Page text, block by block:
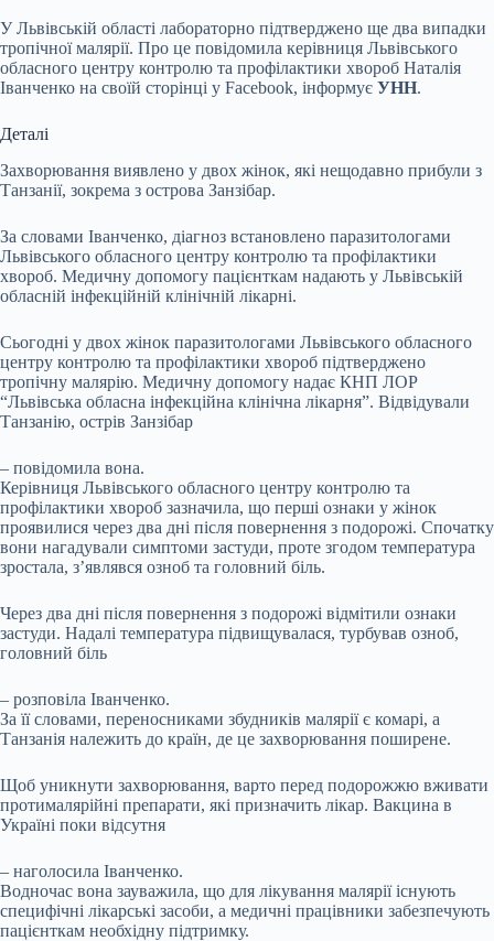
У Львівській області лабораторно підтверджено ще два випадки
тропічної малярії. Про це повідомила керівниця Львівського
обласного центру контролю та профілактики хвороб Наталія
Іванченко на своїй сторінці у Facebook, інформує УНН.
Деталі
Захворювання виявлено у двох жінок, які нещодавно прибули з
Танзанії, зокрема з острова Занзібар.
За словами Іванченко, діагноз встановлено паразитологами
Львівського обласного центру контролю та профілактики
хвороб. Медичну допомогу пацієнткам надають у Львівській
обласній інфекційній клінічній лікарні.
Сьогодні у двох жінок паразитологами Львівського обласного
центру контролю та профілактики хвороб підтверджено
тропічну малярію. Медичну допомогу надає КНП ЛОР
“Львівська обласна інфекційна клінічна лікарня”. Відвідували
Танзанію, острів Занзібар
– повідомила вона.
Керівниця Львівського обласного центру контролю та
профілактики хвороб зазначила, що перші ознаки у жінок
проявилися через два дні після повернення з подорожі. Спочатку
вони нагадували симптоми застуди, проте згодом температура
зростала, з’являвся озноб та головний біль.
Через два дні після повернення з подорожі відмітили ознаки
застуди. Надалі температура підвищувалася, турбував озноб,
головний біль
– розповіла Іванченко.
За її словами, переносниками збудників малярії є комарі, а
Танзанія належить до країн, де це захворювання поширене.
Щоб уникнути захворювання, варто перед подорожжю вживати
протималярійні препарати, які призначить лікар. Вакцина в
Україні поки відсутня
– наголосила Іванченко.
Водночас вона зауважила, що для лікування малярії існують
специфічні лікарські засоби, а медичні працівники забезпечують
пацієнткам необхідну підтримку.